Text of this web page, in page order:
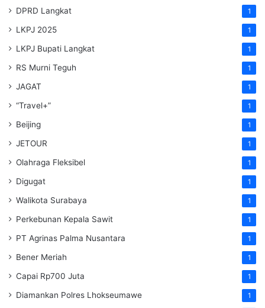
DPRD Langkat 1
LKPJ 2025 1
LKPJ Bupati Langkat 1
RS Murni Teguh 1
JAGAT 1
“Travel+” 1
Beijing 1
JETOUR 1
Olahraga Fleksibel 1
Digugat 1
Walikota Surabaya 1
Perkebunan Kepala Sawit 1
PT Agrinas Palma Nusantara 1
Bener Meriah 1
Capai Rp700 Juta 1
Diamankan Polres Lhokseumawe 1